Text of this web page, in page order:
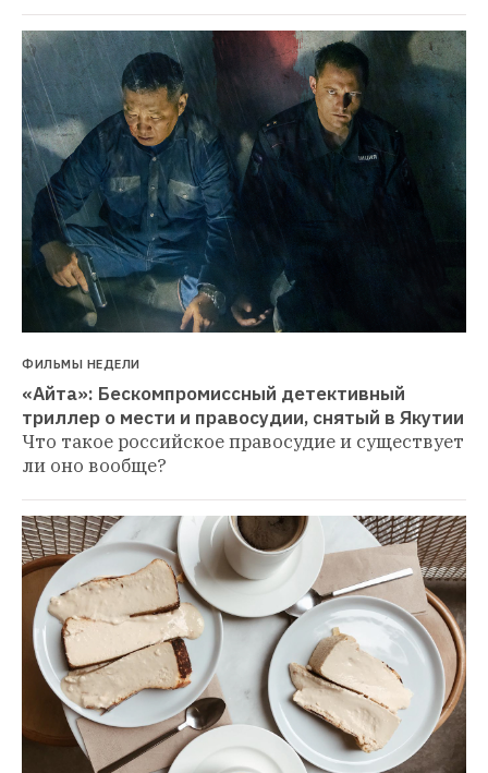
ФИЛЬМЫ НЕДЕЛИ
«Айта»: Бескомпромиссный детективный
триллер о мести и правосудии, снятый в Якутии
Что такое российское правосудие и существует
ли оно вообще?